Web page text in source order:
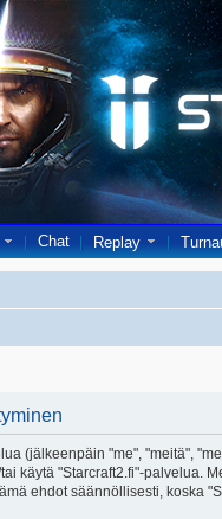
Chat Replay
(jälkeenpäin "me", "meitä",
käytä "Starcraft2.fi"-palvelua.
ehdot säännöllisesti, koska